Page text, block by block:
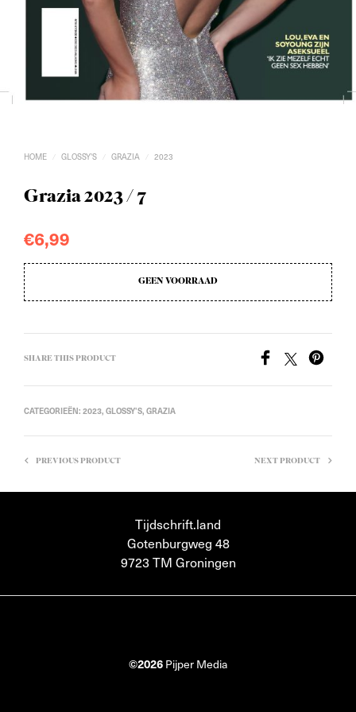
HOME / GLOSSY'S / GRAZIA / 2023
Grazia 2023 / 7
€6,99
GEEN VOORRAAD
SHARE THIS PRODUCT
CATEGORIEËN: 2023, GLOSSY'S, GRAZIA
PREVIOUS PRODUCT NEXT PRODUCT
Tijdschrift.land
Gotenburgweg 48
9723 TM Groningen
©2026 Pijper Media